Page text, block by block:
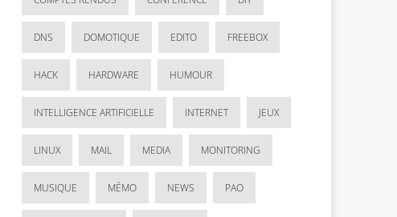
DNS DOMOTIQUE EDITO FREEBOX
HACK HARDWARE HUMOUR
INTELLIGENCE ARTIFICIELLE INTERNET JEUX
LINUX MAIL MEDIA MONITORING
MUSIQUE MÉMO NEWS PAO